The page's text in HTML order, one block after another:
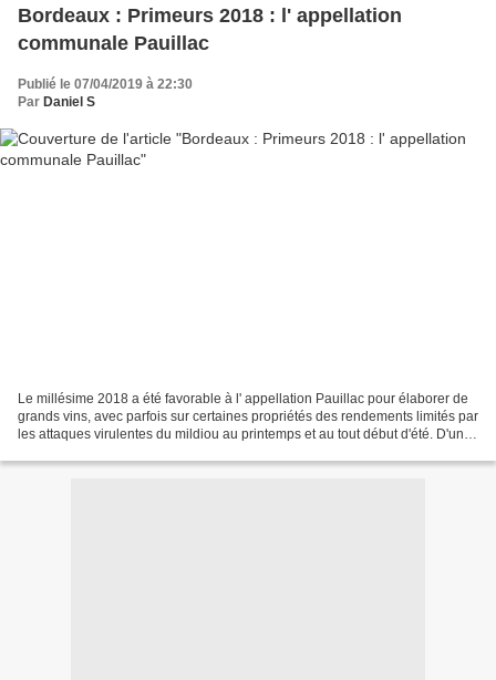
Bordeaux : Primeurs 2018 : l' appellation
communale Pauillac
Publié le 07/04/2019 à 22:30
Par Daniel S
Le millésime 2018 a été favorable à l' appellation Pauillac pour élaborer de
grands vins, avec parfois sur certaines propriétés des rendements limités par
les attaques virulentes du mildiou au printemps et au tout début d'été. D'une